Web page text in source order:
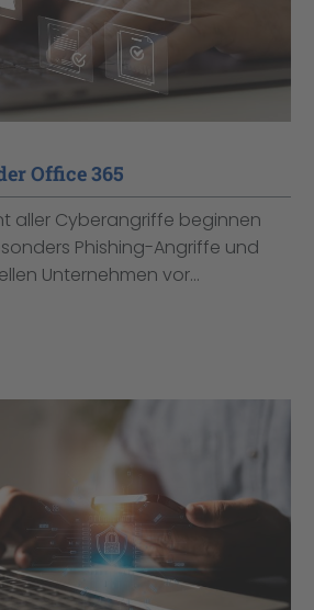
Office 365
aller Cyberangriffe beginnen
Phishing-Angriffe und
Unternehmen vor...